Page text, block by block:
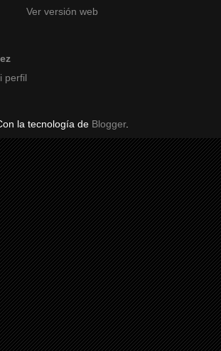
Ver versión web
perfil
la tecnología de Blogger.